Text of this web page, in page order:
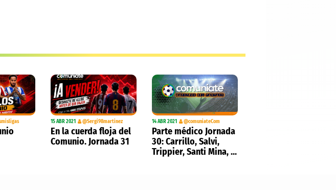
15 ABR 2021 @Sergi98martinez
En la cuerda floja del
Comunio. Jornada 31
14 ABR 2021 @comuniateCom
Parte médico Jornada
30: Carrillo, Salvi,
Trippier, Santi Mina, ...